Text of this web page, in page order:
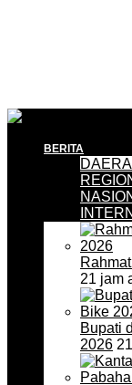
BERITA
21 jam
Bupati
2026